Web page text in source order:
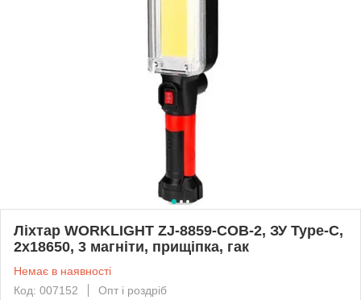
Ліхтар WORKLIGHT ZJ-8859-COB-2, ЗУ Type-C,
2x18650, 3 магніти, прищіпка, гак
Немає в наявності
Код: 007152
Опт і роздріб